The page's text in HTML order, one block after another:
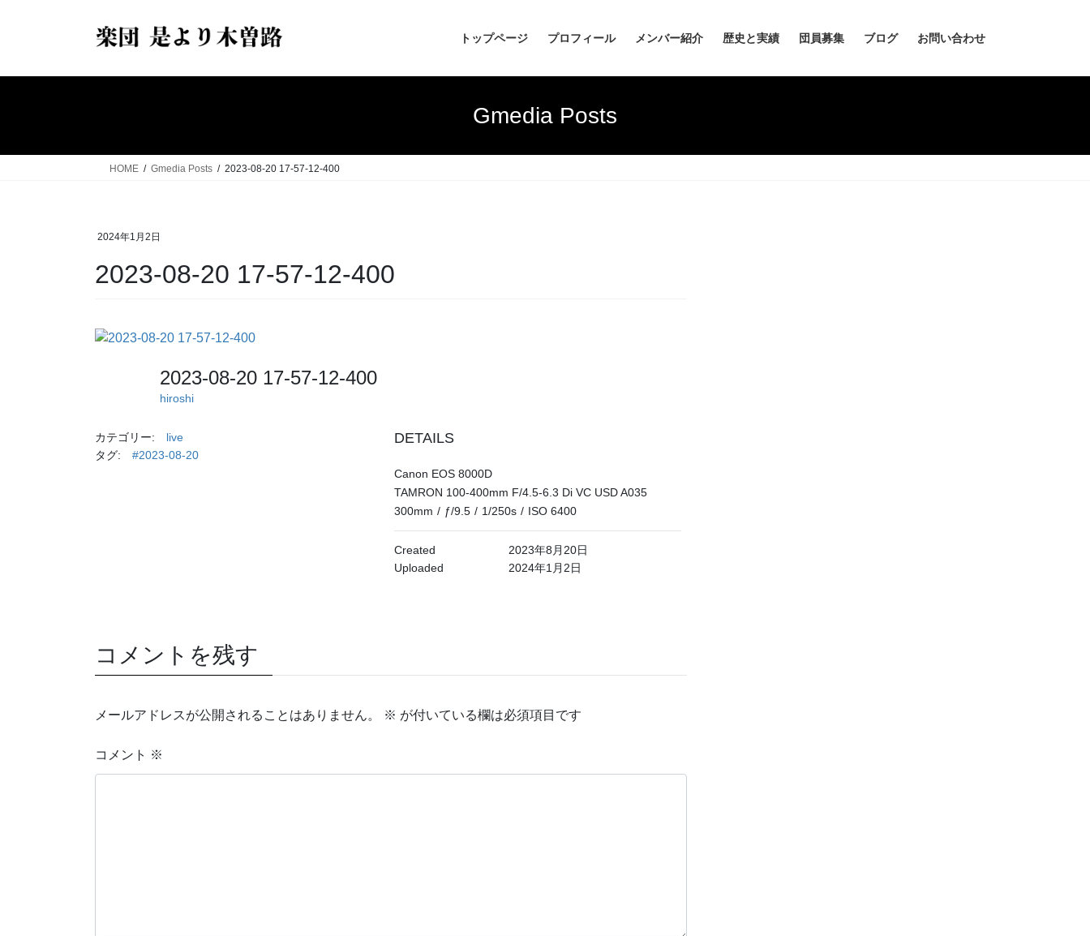
トップページ プロフィール メンバー紹介 歴史と実績 団員募集 ブログ お問い合わせ
Gmedia Posts
HOME Gmedia Posts 2023-08-20 17-57-12-400
2024年1月2日
2023-08-20 17-57-12-400
2023-08-20 17-57-12-400
hiroshi
カテゴリー:
live
タグ:
#2023-08-20
DETAILS
Canon EOS 8000D
TAMRON 100-400mm F/4.5-6.3 Di VC USD A035
300mm / ƒ/9.5 / 1/250s / ISO 6400
Created
2023年8月20日
Uploaded
2024年1月2日
コメントを残す
メールアドレスが公開されることはありません。 ※ が付いている欄は必須項目です
コメント ※